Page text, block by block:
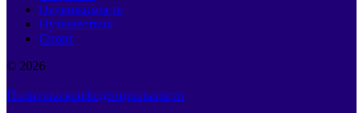
Недвижимость
Путешествия
Спорт
© 2026
Политика конфиденциальности